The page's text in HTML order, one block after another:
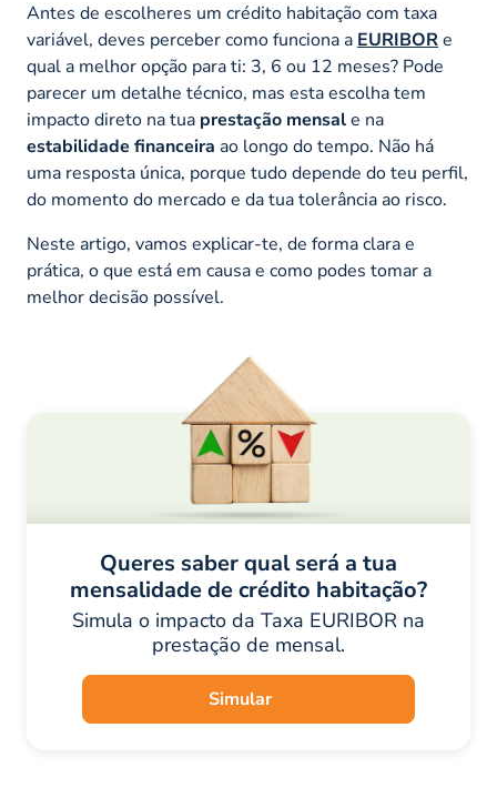
Antes de escolheres um crédito habitação com taxa
variável, deves perceber como funciona a EURIBORe
qual a melhor opção para ti: 3, 6 ou 12 meses? Pode
parecer um detalhe técnico, mas esta escolha tem
impacto direto na tua prestação mensale na
estabilidade financeira ao longo do tempo. Não há
uma resposta única, porque tudo depende do teu perfil,
do momento do mercado e da tua tolerância ao risco.
Neste artigo, vamos explicar-te, de forma clara e
prática, o que está em causa e como podes tomar a
melhor decisão possível.
Queres saber qual será a tua
mensalidade de crédito habitação?
Simula o impacto da Taxa EURIBOR na
prestação de mensal.
Simular